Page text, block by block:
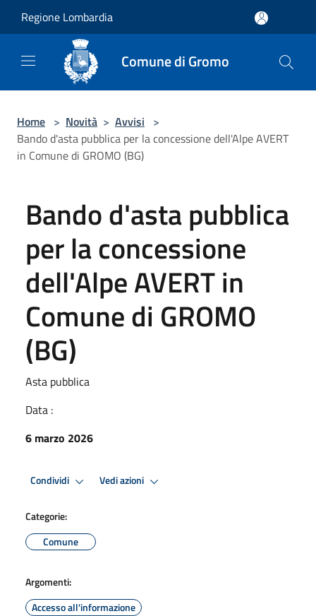
Regione Lombardia
Comune di Gromo
Home > Novità > Avvisi >
Bando d'asta pubblica per la concessione dell'Alpe AVERT
in Comune di GROMO (BG)
Bando d'asta pubblica
per la concessione
dell'Alpe AVERT in
Comune di GROMO
(BG)
Asta pubblica
Data :
6 marzo 2026
Condividi Vedi azioni
Categorie:
Comune
Argomenti:
Accesso all'informazione